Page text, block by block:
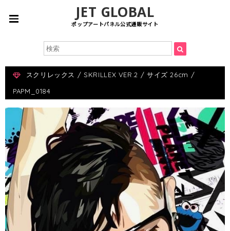
JET GLOBAL
ポップアートパネル公式通販サイト
スクリレックス / SKRILLEX VER.2 / サイズ 26cm /
PAPM_0184